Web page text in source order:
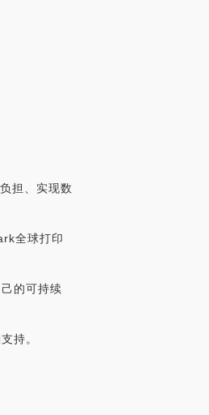
担、实现数
全球打印
的可持续
持。